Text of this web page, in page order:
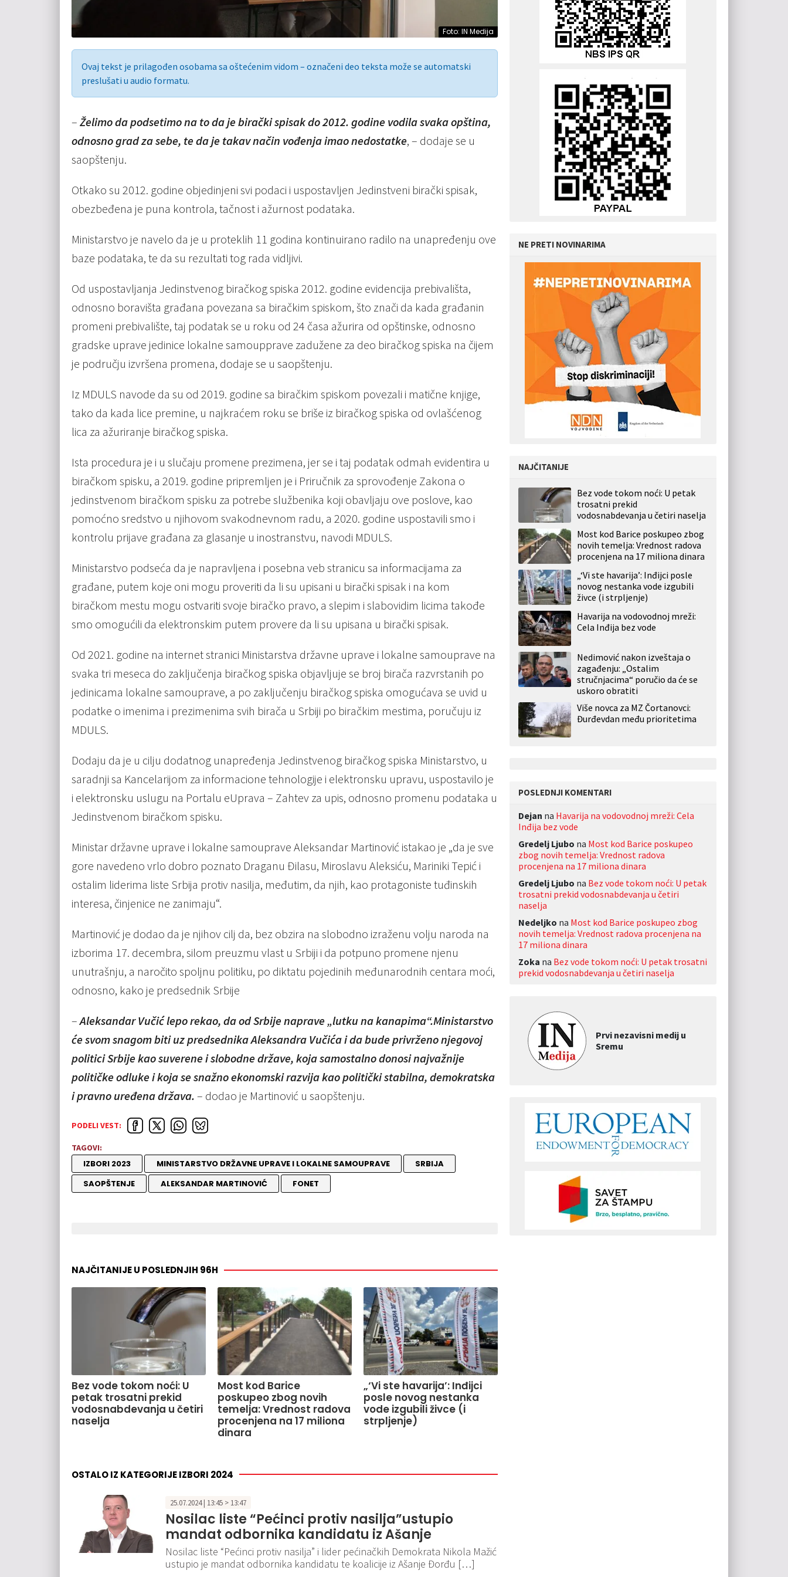
Foto: IN Medija
Ovaj tekst je prilagođen osobama sa oštećenim vidom – označeni deo teksta može se automatski
preslušati u audio formatu.
– Želimo da podsetimo na to da je birački spisak do 2012. godine vodila svaka opština,
odnosno grad za sebe, te da je takav način vođenja imao nedostatke, – dodaje se u
saopštenju.
Otkako su 2012. godine objedinjeni svi podaci i uspostavljen Jedinstveni birački spisak,
obezbeđena je puna kontrola, tačnost i ažurnost podataka.
Ministarstvo je navelo da je u proteklih 11 godina kontinuirano radilo na unapređenju ove
baze podataka, te da su rezultati tog rada vidljivi.
Od uspostavljanja Jedinstvenog biračkog spiska 2012. godine evidencija prebivališta,
odnosno boravišta građana povezana sa biračkim spiskom, što znači da kada građanin
promeni prebivalište, taj podatak se u roku od 24 časa ažurira od opštinske, odnosno
gradske uprave jedinice lokalne samoupprave zadužene za deo biračkog spiska na čijem
je području izvršena promena, dodaje se u saopštenju.
Iz MDULS navode da su od 2019. godine sa biračkim spiskom povezali i matične knjige,
tako da kada lice premine, u najkraćem roku se briše iz biračkog spiska od ovlašćenog
lica za ažuriranje biračkog spiska.
Ista procedura je i u slučaju promene prezimena, jer se i taj podatak odmah evidentira u
biračkom spisku, a 2019. godine pripremljen je i Priručnik za sprovođenje Zakona o
jedinstvenom biračkom spisku za potrebe službenika koji obavljaju ove poslove, kao
pomoćno sredstvo u njihovom svakodnevnom radu, a 2020. godine uspostavili smo i
kontrolu prijave građana za glasanje u inostranstvu, navodi MDULS.
Ministarstvo podseća da je napravljena i posebna veb stranicu sa informacijama za
građane, putem koje oni mogu proveriti da li su upisani u birački spisak i na kom
biračkom mestu mogu ostvariti svoje biračko pravo, a slepim i slabovidim licima takođe
smo omogućili da elektronskim putem provere da li su upisana u birački spisak.
Od 2021. godine na internet stranici Ministarstva državne uprave i lokalne samouprave na
svaka tri meseca do zaključenja biračkog spiska objavljuje se broj birača razvrstanih po
jedinicama lokalne samouprave, a po zaključenju biračkog spiska omogućava se uvid u
podatke o imenima i prezimenima svih birača u Srbiji po biračkim mestima, poručuju iz
MDULS.
Dodaju da je u cilju dodatnog unapređenja Jedinstvenog biračkog spiska Ministarstvo, u
saradnji sa Kancelarijom za informacione tehnologije i elektronsku upravu, uspostavilo je
i elektronsku uslugu na Portalu eUprava – Zahtev za upis, odnosno promenu podataka u
Jedinstvenom biračkom spisku.
Ministar državne uprave i lokalne samouprave Aleksandar Martinović istakao je „da je sve
gore navedeno vrlo dobro poznato Draganu Đilasu, Miroslavu Aleksiću, Mariniki Tepić i
ostalim liderima liste Srbija protiv nasilja, međutim, da njih, kao protagoniste tuđinskih
interesa, činjenice ne zanimaju“.
Martinović je dodao da je njihov cilj da, bez obzira na slobodno izraženu volju naroda na
izborima 17. decembra, silom preuzmu vlast u Srbiji i da potpuno promene njenu
unutrašnju, a naročito spoljnu politiku, po diktatu pojedinih međunarodnih centara moći,
odnosno, kako je predsednik Srbije
–Aleksandar Vučić lepo rekao, da od Srbije naprave „lutku na kanapima“.Ministarstvo
će svom snagom biti uz predsednika Aleksandra Vučića i da bude privrženo njegovoj
politici Srbije kao suverene i slobodne države, koja samostalno donosi najvažnije
političke odluke i koja se snažno ekonomski razvija kao politički stabilna, demokratska
i pravno uređena država. – dodao je Martinović u saopštenju.
PODELI VEST:
TAGOVI:
IZBORI 2023 MINISTARSTVO DRŽAVNE UPRAVE I LOKALNE SAMOUPRAVE
SRBIJA
SAOPŠTENJE
ALEKSANDAR MARTINOVIĆ FONET
NAJČITANIJE U POSLEDNJIH 96H
Bez vode tokom noći: U
petak trosatni prekid
vodosnabdevanja u četiri
naselja
Most kod Barice
poskupeo zbog novih
temelja: Vrednost radova
procenjena na 17 miliona
dinara
„‘Vi ste havarija’: Inđijci
posle novog nestanka
vode izgubili živce (i
strpljenje)
OSTALO IZ KATEGORIJE IZBORI 2024
25.07.2024 | 13:45 > 13:47
Nosilac liste “Pećinci protiv nasilja”ustupio
mandat odbornika kandidatu iz Ašanje
Nosilac liste “Pećinci protiv nasilja” i lider pećinačkih Demokrata Nikola Mažić
ustupio je mandat odbornika kandidatu te koalicije iz Ašanje Đorđu […]
NE PRETI NOVINARIMA
NAJČITANIJE
Bez vode tokom noći: U petak
trosatni prekid
vodosnabdevanja u četiri naselja
Most kod Barice poskupeo zbog
novih temelja: Vrednost radova
procenjena na 17 miliona dinara
„‘Vi ste havarija’: Inđijci posle
novog nestanka vode izgubili
živce (i strpljenje)
Havarija na vodovodnoj mreži:
Cela Inđija bez vode
Nedimović nakon izveštaja o
zagađenju: „Ostalim
stručnjacima“ poručio da će se
uskoro obratiti
Više novca za MZ Čortanovci:
Đurđevdan među prioritetima
POSLEDNJI KOMENTARI
Dejan na Havarija na vodovodnoj mreži: Cela
Inđija bez vode
Gredelj Ljubo na Most kod Barice poskupeo
zbog novih temelja: Vrednost radova
procenjena na 17 miliona dinara
Gredelj Ljubo na Bez vode tokom noći: U petak
trosatni prekid vodosnabdevanja u četiri
naselja
Nedeljko na Most kod Barice poskupeo zbog
novih temelja: Vrednost radova procenjena na
17 miliona dinara
Zoka na Bez vode tokom noći: U petak trosatni
prekid vodosnabdevanja u četiri naselja
Prvi nezavisni medij u
Sremu